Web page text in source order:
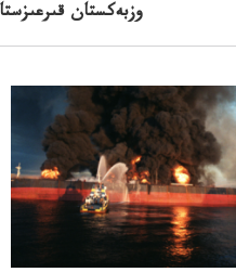
وزبەكستان